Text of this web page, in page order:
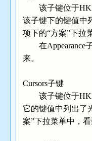
该子键位于
该子键下的键值中
项下的“方案”下拉
在Appearance子
来。
Cursors子键
该子键位于
它的键值中列出了
案”下拉菜单中，